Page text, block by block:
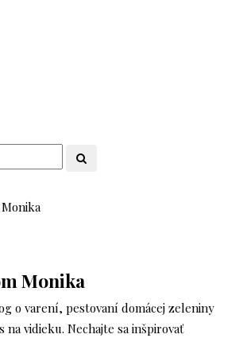
Monika
o varení, pestovaní domácej zeleniny
na vidieku. Nechajte sa inšpirovať